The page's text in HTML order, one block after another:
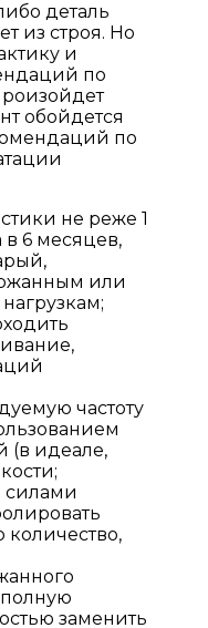
деталь
из строя. Но
и
по
обойдется
по
не реже 1
в 6 месяцев,
или
частоту
(в идеале,
силами
количество,
заменить